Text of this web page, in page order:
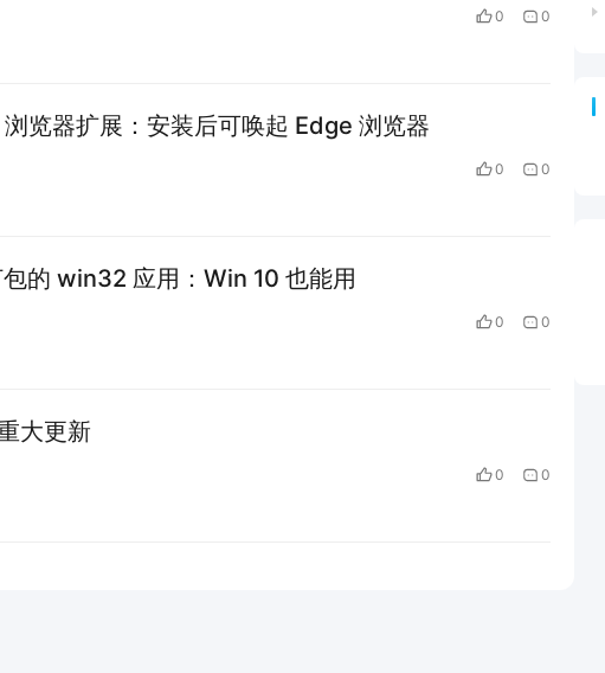
0 0
览器扩展：安装后可唤起 Edge 浏览器
0 0
的 win32 应用：Win 10 也能用
0 0
大更新
0 0